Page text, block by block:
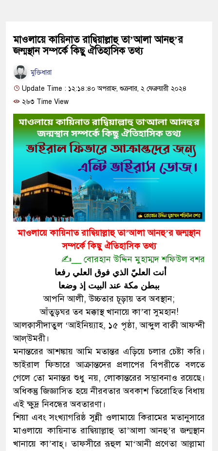
মাওলায়ে কায়িনাত রাদ্বিয়াল্লাহু তা’আলা আনহু’র
জন্মস্থান সম্পর্কে কিছু ঐতিহাসিক তথ্য
মুক্তিধারা
Update Time : ১২:১৪:৪০ অপরাহ্ন, শুক্রবার, ২ ফেব্রুয়ারী ২০২৪
২৬৩ Time View
মাওলায়ে কায়িনাত রাদ্বিয়াল্লাহু তা’আলা আনহু’র জন্মস্থান
সম্পর্কে কিছু ঐতিহাসিক তথ্য
✍️__ বোরহান উদ্দিন মুহাম্মদ শফিউল বশর
أنت العليّ الذي فوق العلي رفعا
ببطن مكة عند البيت إذ وضعا
আপনি আলী, উচ্চতার চূড়ায় তব অবস্থান;
আঁতুড়ঘর তব মক্কাস্থ খানায়ে কা’বা সুমহান!
আলক্বাসীদাতুল ‘আইনিয়্যাহ, ১৫ পৃষ্ঠা, আব্দুল বাক্বী আফন্দী
আল্উমরী।
মনান্তরের আশঙ্কায় আমি মতান্তর এড়িয়ে চলার চেষ্টা করি।
ভাইরাল ফিভারে আক্রান্তদের প্রলাপের বিপরীতে বলতে
গেলে তো মনান্তর শুধু নয়, লোকান্তরের সম্ভাবনাও রয়েছে।
অধিকন্তু জিজ্ঞাসিত হয়ে নীরবতার অবকাশ তিরোহিত বিধায়
এই ক্ষুদ্র নিবন্ধের অবতারণা।
শিয়া এবং সংখ্যাগরিষ্ঠ সুন্নী ওলামায়ে কিরামের মতানুসারে
মাওলায়ে কায়িনাত রাদ্বিয়াল্লাহু তা’আলা আনহু’র জন্মস্থান
খানায়ে কা’বাহ্। তাফসীরে রূহুল মা‘আনী প্রণেতা আল্লামা